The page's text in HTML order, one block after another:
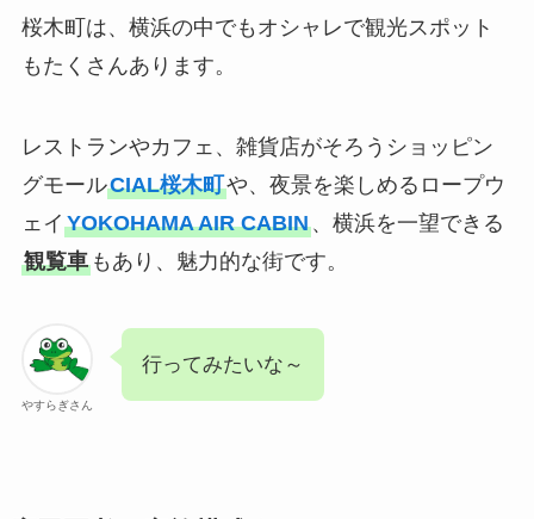
桜木町は、横浜の中でもオシャレで観光スポット
もたくさんあります。
レストランやカフェ、雑貨店がそろうショッピン
グモールCIAL桜木町や、夜景を楽しめるロープウ
ェイ YOKOHAMA AIR CABIN、横浜を一望できる
観覧車もあり、魅力的な街です。
やすらぎさん
行ってみたいな～